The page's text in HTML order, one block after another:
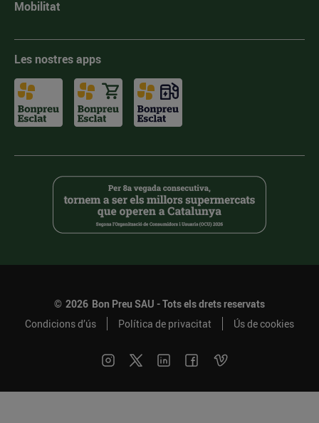
Mobilitat
Les nostres apps
© 2026 Bon Preu SAU - Tots els drets reservats
Condicions d’ús
Política de privacitat Ús de cookies